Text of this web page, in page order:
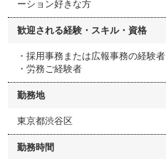
ーション好きな方
歓迎される経験・スキル・資格
・採用事務または広報事務の経験者
・労務ご経験者
勤務地
東京都渋谷区
勤務時間